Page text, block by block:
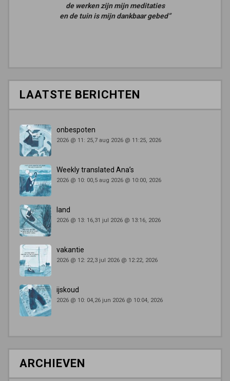
de werken zijn mijn meditaties
en de tuin is mijn dankbaar gebed”
LAATSTE BERICHTEN
onbespoten
2026 @ 11: 25,7 aug 2026 @ 11:25, 2026
Weekly translated Ana’s
2026 @ 10: 00,5 aug 2026 @ 10:00, 2026
land
2026 @ 13: 16,31 jul 2026 @ 13:16, 2026
vakantie
2026 @ 12: 22,3 jul 2026 @ 12:22, 2026
ijskoud
2026 @ 10: 04,26 jun 2026 @ 10:04, 2026
ARCHIEVEN